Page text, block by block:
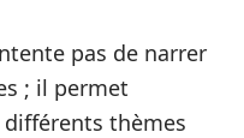
pas de narrer
; il permet
thèmes